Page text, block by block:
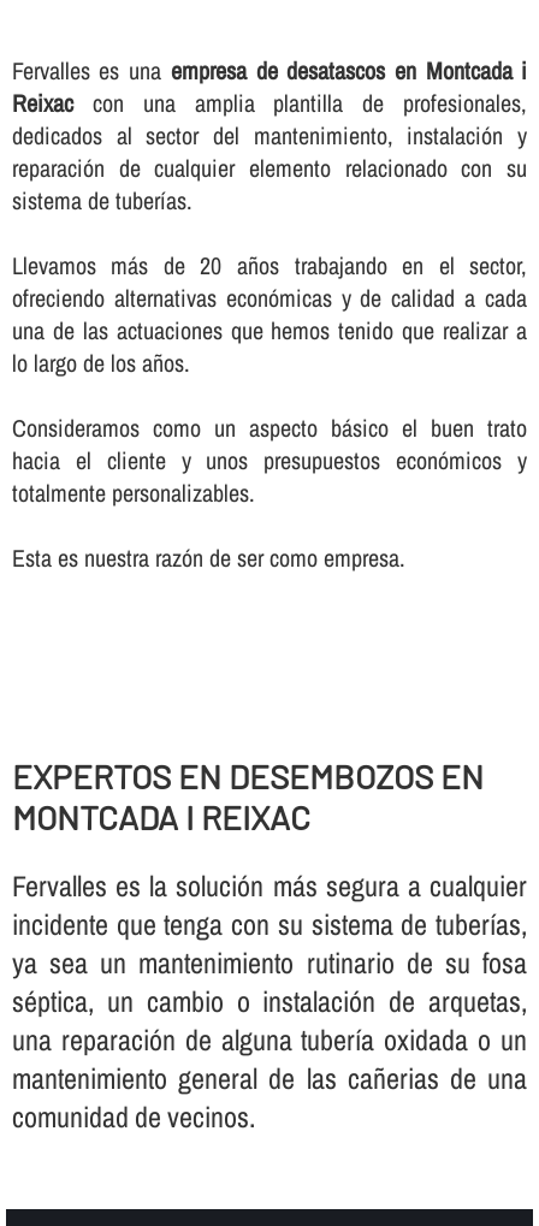
Fervalles es una empresa de desatascos en Montcada i
Reixaccon una amplia plantilla de profesionales,
dedicados al sector del mantenimiento, instalación y
reparación de cualquier elemento relacionado con su
sistema de tuberí­as.
Llevamos más de 20 años trabajando en el sector,
ofreciendo alternativas económicas y de calidad a cada
una de las actuaciones que hemos tenido que realizar a
lo largo de los años.
Consideramos como un aspecto básico el buen trato
hacia el cliente y unos presupuestos económicos y
totalmente personalizables.
Esta es nuestra razón de ser como empresa.
EXPERTOS EN DESEMBOZOS EN
MONTCADA I REIXAC
Fervalles es la solución más segura a cualquier
incidente que tenga con su sistema de tuberí­as,
ya sea un mantenimiento rutinario de su fosa
séptica, un cambio o instalación de arquetas,
una reparación de alguna tuberí­a oxidada o un
mantenimiento general de las cañerias de una
comunidad de vecinos.